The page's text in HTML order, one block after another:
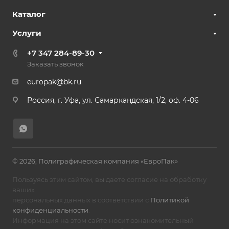
Каталог
Услуги
+7 347 284-89-30
Заказать звонок
europak@bk.ru
Россия, г. Уфа, ул. Самаркандская, 1/2, оф. 4-06
© 2026, Полиграфическая компания «ЕвроПак»
Пользуясь этим сайтом, вы даете согласие на обработку
ваших
персональных данных в соответствии с Политикой
конфиденциальности
Информация на этом сайте носит ознакомительный